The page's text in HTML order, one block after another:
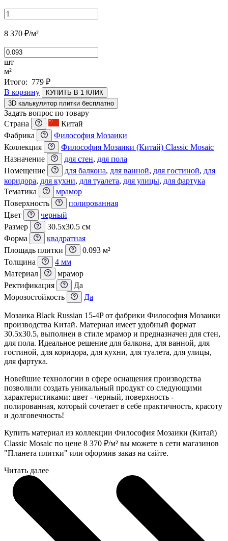
8 370 ₽/м²
шт
м²
Итого: 779 ₽
В корзину
КУПИТЬ В 1 КЛИК
3D калькулятор плитки бесплатно
Задать вопрос по товару
Страна
Китай
Фабрика
Философия Мозаики
Коллекция
Философия Мозаики (Китай) Classic Mosaic
Назначение
для стен, для пола
Помещение
для балкона, для ванной, для гостиной, для
коридора, для кухни, для туалета, для улицы, для фартука
Тематика
мрамор
Поверхность
полированная
Цвет
черный
Размер
30.5x30.5 см
Форма
квадратная
Площадь плитки
0.093 м²
Толщина
4 мм
Материал
мрамор
Ректификация
Да
Морозостойкость
Да
Мозаика Black Russian 15-4P от фабрики Философия Мозаики
производства Китай. Материал имеет удобный формат
30.5x30.5, выполнен в стиле мрамор и предназначен для стен,
для пола. Идеальное решение для балкона, для ванной, для
гостиной, для коридора, для кухни, для туалета, для улицы,
для фартука.
Новейшие технологии в сфере оснащения производства
позволили создать уникальный продукт со следующими
характеристиками: цвет - черный, поверхность -
полированная, который сочетает в себе практичность, красоту
и долговечность!
Купить материал из коллекции Философия Мозаики (Китай)
Classic Mosaic по цене 8 370 ₽/м² вы можете в сети магазинов
"Планета плитки" или оформив заказ на сайте.
Читать далее